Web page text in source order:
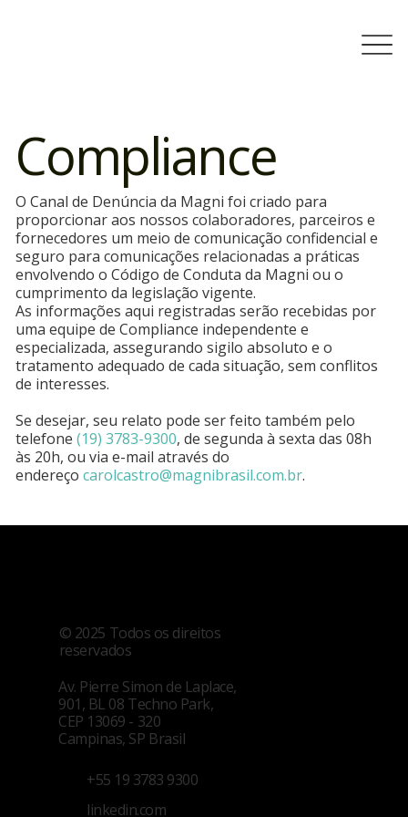
Compliance
O Canal de Denúncia da Magni foi criado para
proporcionar aos nossos colaboradores, parceiros e
fornecedores um meio de comunicação confidencial e
seguro para comunicações relacionadas a práticas
envolvendo o Código de Conduta da Magni ou o
cumprimento da legislação vigente.
As informações aqui registradas serão recebidas por
uma equipe de Compliance independente e
especializada, assegurando sigilo absoluto e o
tratamento adequado de cada situação, sem conflitos
de interesses.
Se desejar, seu relato pode ser feito também pelo
telefone(19) 3783-9300, de segunda à sexta das 08h
às 20h, ou via e-mail através do
endereçocarolcastro@magnibrasil.com.br.
© 2025 Todos os direitos
reservados
Av. Pierre Simon de Laplace,
901, BL 08 Techno Park,
CEP 13069 - 320
Campinas, SP Brasil
+55 19 3783 9300
linkedin.com